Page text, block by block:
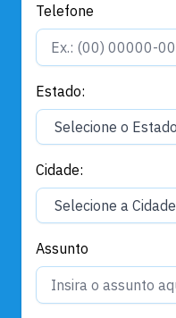
Telefone
Estado:
Cidade:
Assunto